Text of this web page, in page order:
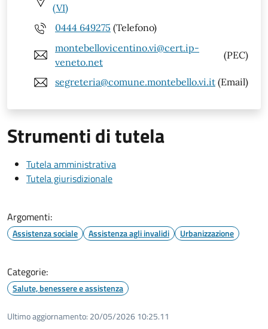
(VI)
0444 649275 (Telefono)
montebellovicentino.vi@cert.ip-
veneto.net
(PEC)
segreteria@comune.montebello.vi.it (Email)
Strumenti di tutela
Tutela amministrativa
Tutela giurisdizionale
Argomenti:
Assistenza sociale Assistenza agli invalidi Urbanizzazione
Categorie:
Salute, benessere e assistenza
Ultimo aggiornamento: 20/05/2026 10:25.11